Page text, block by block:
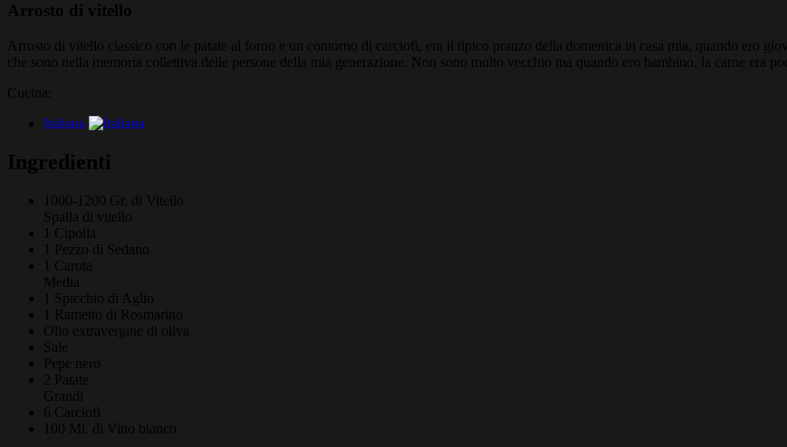
Arrosto di vitello
Arrosto di vitello classico con le patate al forno e un contorno di carciofi, era il tipico pranzo della domenica in casa mia, quando ero
che sono nella memoria collettiva delle persone della mia generazione. Non sono molto vecchio ma quando ero bambino, la carne era
Cucina:
Italiana
Ingredienti
1000-1200 Gr. di
Vitello
Spalla di vitello
Cipolla
1 Pezzo di
Sedano
Carota
Media
1 Spicchio di
Aglio
1 Rametto di
Rosmarino
Olio extravergine di oliva
Sale
Pepe nero
2 Patate
Grandi
6 Carciofi
100 Ml. di
Vino bianco